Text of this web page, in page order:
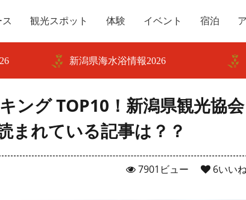
観光スポット 体験 イベント 宿泊
新潟県海水浴情報2026
ング TOP10！新潟県観光協会
まれている記事は？？
6いい
7901ビュー